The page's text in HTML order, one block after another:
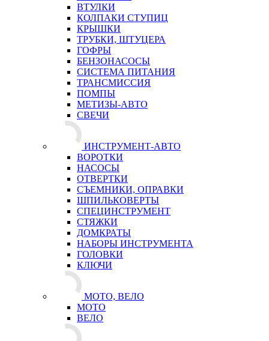
ВТУЛКИ
КОЛПАКИ СТУПИЦ
КРЫШКИ
ТРУБКИ, ШТУЦЕРА
ГОФРЫ
БЕНЗОНАСОСЫ
СИСТЕМА ПИТАНИЯ
ТРАНСМИССИЯ
ПОМПЫ
МЕТИЗЫ-АВТО
СВЕЧИ
ИНСТРУМЕНТ-АВТО
ВОРОТКИ
НАСОСЫ
ОТВЕРТКИ
СЪЕМНИКИ, ОПРАВКИ
ШПИЛЬКОВЕРТЫ
СПЕЦИНСТРУМЕНТ
СТЯЖКИ
ДОМКРАТЫ
НАБОРЫ ИНСТРУМЕНТА
ГОЛОВКИ
КЛЮЧИ
МОТО, ВЕЛО
МОТО
ВЕЛО